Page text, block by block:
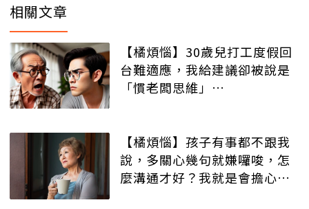
相關文章
【橘煩惱】30歲兒打工度假回
台難適應，我給建議卻被說是
「慣老闆思維」…
【橘煩惱】孩子有事都不跟我
說，多關心幾句就嫌囉唆，怎
麼溝通才好？我就是會擔心